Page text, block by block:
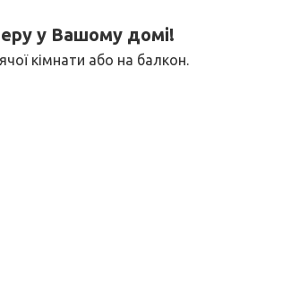
у Вашому домі!
кімнати або на балкон.